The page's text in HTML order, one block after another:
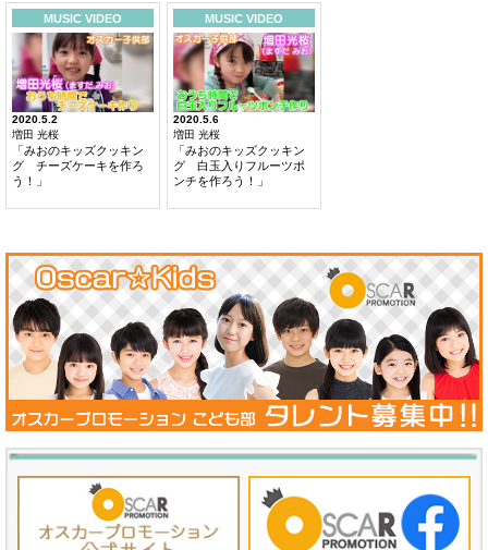
小学館
「本田紗来 雪町ふたり」
カンテレ・フジテレビ系
月曜10時ドラマ「GTO」
1年B組田中航役（
→詳細）
読売テレビ・日本テレビ系
木曜ドラマ
「クラスメイトの女子、全員好きでし
た」
主演 木村昴さん演じる枝松脛男の
NHK「あおぞらビール」朝陽役
TBS 日曜劇場「GIFT」伍鉄文人（堤真一
さん）中学生時代役
日本テレビ（
→詳細
）
良いこと悪いこと
主人公間宮祥太朗さん演じる
高木将の小学生時代役
NHK大河ドラマ
「べらぼう〜蔦重栄華乃夢噺〜」
鱗形屋万次郎役
舞台
2024ミュージカル
「ボディガード」
レイチェルの息子フレッチャー役
（トリプルキャスト）
2023梅田芸術劇場「ファントム」
少年エリック役
MUSIC VIDEO
2020.5.2
増田 光桜
「みおのキッズクッキン
グ チーズケーキを作ろ
う！」
MUSIC VIDEO
2020.5.6
増田 光桜
「みおのキッズクッキン
グ 白玉入りフルーツポ
ンチを作ろう！」